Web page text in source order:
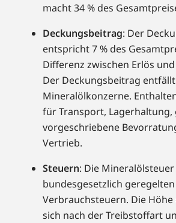
macht 34 % des
Deckungsbeitrag: Der
entspricht 7 % des
Differenz zwischen Erlös
Der Deckungsbeitrag
Mineralölkonzerne.
für Transport, Lagerhaltung,
vorgeschriebene
Vertrieb.
Steuern: Die
bundesgesetzlich geregelten
Verbrauchsteuern. Die
sich nach der Treibstoffart